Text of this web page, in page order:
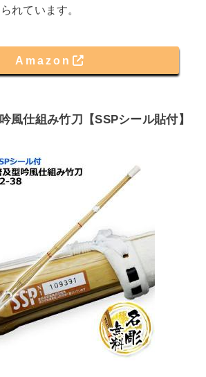
れています。
Amazon
風仕組み竹刀【SSPシール貼付】